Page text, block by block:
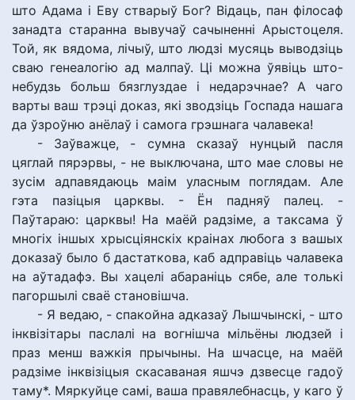
што Адама і Еву стварыў Бог? Відаць, пан філосаф
занадта старанна вывучаў сачыненні Арыстоцеля.
Той, як вядома, лічыў, што людзі мусяць выводзіць
сваю генеалогію ад малпаў. Ці можна ўявіць што-
небудзь больш бязглуздае і недарэчнае? А чаго
варты ваш трэці доказ, які зводзіць Госпада нашага
да ўзроўню анёлаў і самога грэшнага чалавека!
- Заўважце, - сумна сказаў нунцый пасля
цяглай пярэрвы, - не выключана, што мае словы не
зусім адпавядаюць маім уласным поглядам. Але
гэта пазіцыя царквы. - Ён падняў палец. -
Паўтараю: царквы! На маёй радзіме, а таксама ў
многіх іншых хрысціянскіх краінах любога з вашых
доказаў было б дастаткова, каб адправіць чалавека
на аўтадафэ. Вы хацелі абараніць сябе, але толькі
пагоршылі сваё становішча.
- Я ведаю, - спакойна адказаў Лышчынскі, - што
інквізітары паслалі на вогнішча мільёны людзей і
праз менш важкія прычыны. На шчасце, на маёй
радзіме інквізіцыя скасаваная яшчэ дзвесце гадоў
таму*. Мяркуйце самі, ваша правялебнасць, у каго ў